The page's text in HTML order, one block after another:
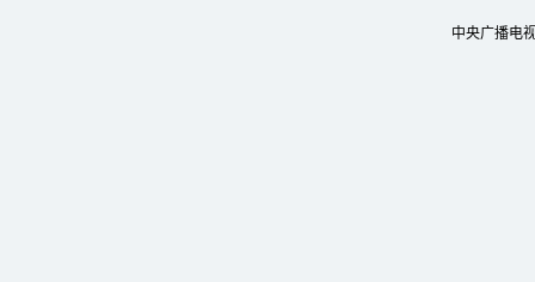
中央广播电